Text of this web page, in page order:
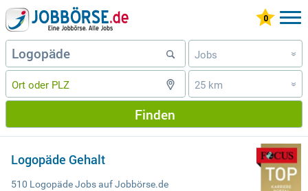
Jobs »
25 km »
Finden
Logopäde Gehalt
510 Logopäde Jobs auf Jobbörse.de